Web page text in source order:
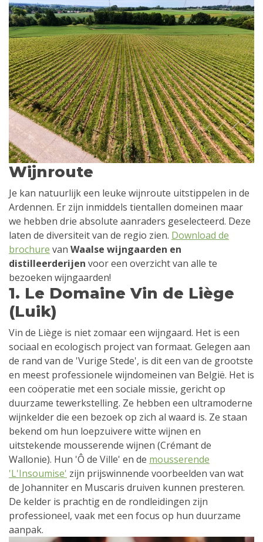
Wijnroute
Je kan natuurlijk een leuke wijnroute uitstippelen in de
Ardennen. Er zijn inmiddels tientallen domeinen maar
we hebben drie absolute aanraders geselecteerd. Deze
laten de diversiteit van de regio zien. Download de
brochure van Waalse wijngaarden en
distilleerderijen voor een overzicht van alle te
bezoeken wijngaarden!
1. Le Domaine Vin de Liège
(Luik)
Vin de Liège is niet zomaar een wijngaard. Het is een
sociaal en ecologisch project van formaat. Gelegen aan
de rand van de 'Vurige Stede', is dit een van de grootste
en meest professionele wijndomeinen van België. Het is
een coöperatie met een sociale missie, gericht op
duurzame tewerkstelling. Ze hebben een ultramoderne
wijnkelder die een bezoek op zich al waard is. Ze staan
bekend om hun loepzuivere witte wijnen en
uitstekende mousserende wijnen (Crémant de
Wallonie). Hun 'Ô de Ville' en de mousserende
'L'Insoumise' zijn prijswinnende voorbeelden van wat
de Johanniter en Muscaris druiven kunnen presteren.
De kelder is prachtig en de rondleidingen zijn
professioneel, vaak met een focus op hun duurzame
aanpak.